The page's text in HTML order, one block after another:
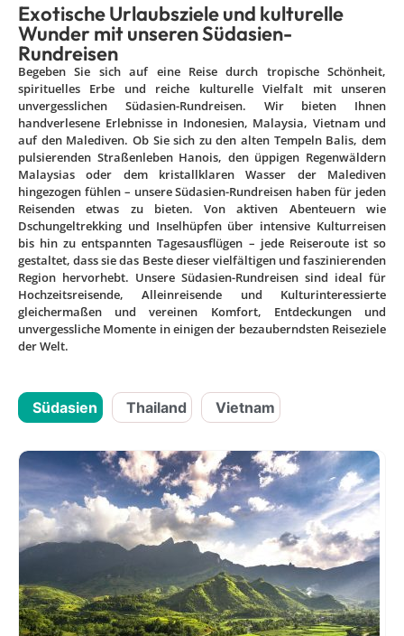
Exotische Urlaubsziele und kulturelle
Wunder mit unseren Südasien-
Rundreisen
Begeben Sie sich auf eine Reise durch tropische Schönheit,
spirituelles Erbe und reiche kulturelle Vielfalt mit unseren
unvergesslichen Südasien-Rundreisen. Wir bieten Ihnen
handverlesene Erlebnisse in Indonesien, Malaysia, Vietnam und
auf den Malediven. Ob Sie sich zu den alten Tempeln Balis, dem
pulsierenden Straßenleben Hanois, den üppigen Regenwäldern
Malaysias oder dem kristallklaren Wasser der Malediven
hingezogen fühlen – unsere Südasien-Rundreisen haben für jeden
Reisenden etwas zu bieten. Von aktiven Abenteuern wie
Dschungeltrekking und Inselhüpfen über intensive Kulturreisen
bis hin zu entspannten Tagesausflügen – jede Reiseroute ist so
gestaltet, dass sie das Beste dieser vielfältigen und faszinierenden
Region hervorhebt. Unsere Südasien-Rundreisen sind ideal für
Hochzeitsreisende, Alleinreisende und Kulturinteressierte
gleichermaßen und vereinen Komfort, Entdeckungen und
unvergessliche Momente in einigen der bezauberndsten Reiseziele
der Welt.
Südasien Thailand Vietnam